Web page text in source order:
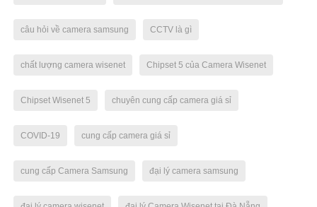
câu hỏi về camera samsung CCTV là gì
chất lượng camera wisenet Chipset 5 của Camera Wisenet
Chipset Wisenet 5 chuyên cung cấp camera giá sỉ
COVID-19 cung cấp camera giá sỉ
cung cấp Camera Samsung đại lý camera samsung